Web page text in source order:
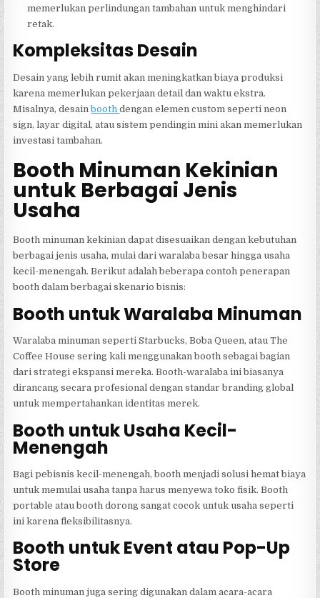
memerlukan perlindungan tambahan untuk menghindari
retak.
Kompleksitas Desain
Desain yang lebih rumit akan meningkatkan biaya produksi
karena memerlukan pekerjaan detail dan waktu ekstra.
Misalnya, desainboothdengan elemen custom seperti neon
sign, layar digital, atau sistem pendingin mini akan memerlukan
investasi tambahan.
Booth Minuman Kekinian
untuk Berbagai Jenis
Usaha
Booth minuman kekinian dapat disesuaikan dengan kebutuhan
berbagai jenis usaha, mulai dari waralaba besar hingga usaha
kecil-menengah. Berikut adalah beberapa contoh penerapan
booth dalam berbagai skenario bisnis:
Booth untuk Waralaba Minuman
Waralaba minuman seperti Starbucks, Boba Queen, atau The
Coffee House sering kali menggunakan booth sebagai bagian
dari strategi ekspansi mereka. Booth-waralaba ini biasanya
dirancang secara profesional dengan standar branding global
untuk mempertahankan identitas merek.
Booth untuk Usaha Kecil-
Menengah
Bagi pebisnis kecil-menengah, booth menjadi solusi hemat biaya
untuk memulai usaha tanpa harus menyewa toko fisik. Booth
portable atau booth dorong sangat cocok untuk usaha seperti
ini karena fleksibilitasnya.
Booth untuk Event atau Pop-Up
Store
Booth minuman juga sering digunakan dalam acara-acara